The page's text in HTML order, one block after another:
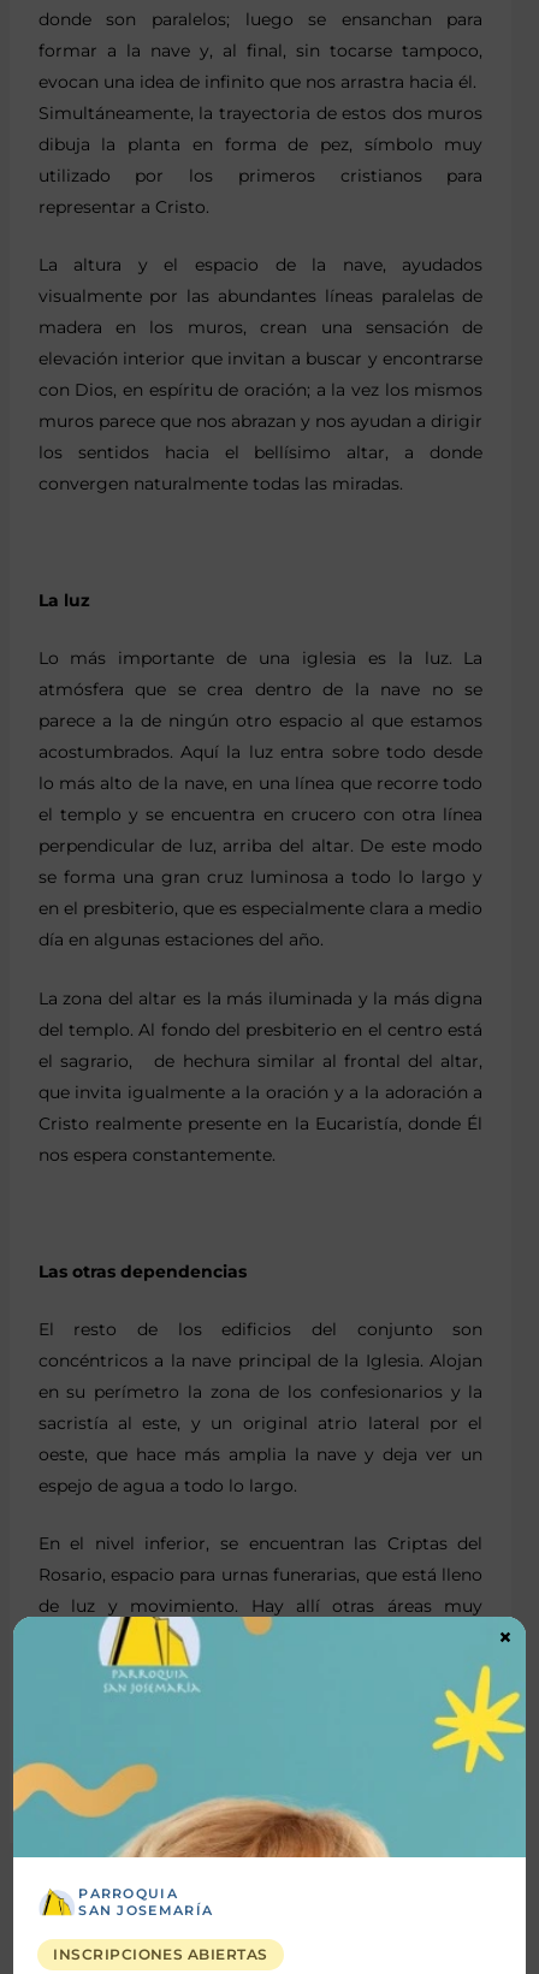
donde son paralelos; luego se ensanchan para
formar a la nave y, al final, sin tocarse tampoco,
evocan una idea de infinito que nos arrastra hacia él.
Simultáneamente, la trayectoria de estos dos muros
dibuja la planta en forma de pez, símbolo muy
utilizado por los primeros cristianos para
representar a Cristo.
La altura y el espacio de la nave, ayudados
visualmente por las abundantes líneas paralelas de
madera en los muros, crean una sensación de
elevación interior que invitan a buscar y encontrarse
con Dios, en espíritu de oración; a la vez los mismos
muros parece que nos abrazan y nos ayudan a dirigir
los sentidos hacia el bellísimo altar, a donde
convergen naturalmente todas las miradas.
La luz
Lo más importante de una iglesia es la luz. La
atmósfera que se crea dentro de la nave no se
parece a la de ningún otro espacio al que estamos
acostumbrados. Aquí la luz entra sobre todo desde
lo más alto de la nave, en una línea que recorre todo
el templo y se encuentra en crucero con otra línea
perpendicular de luz, arriba del altar. De este modo
se forma una gran cruz luminosa a todo lo largo y
en el presbiterio, que es especialmente clara a medio
día en algunas estaciones del año.
La zona del altar es la más iluminada y la más digna
del templo. Al fondo del presbiterio en el centro está
el sagrario, de hechura similar al frontal del altar,
que invita igualmente a la oración y a la adoración a
Cristo realmente presente en la Eucaristía, donde Él
nos espera constantemente.
Las otras dependencias
El resto de los edificios del conjunto son
concéntricos a la nave principal de la Iglesia. Alojan
en su perímetro la zona de los confesionarios y la
sacristía al este, y un original atrio lateral por el
oeste, que hace más amplia la nave y deja ver un
espejo de agua a todo lo largo.
En el nivel inferior, se encuentran las Criptas del
Rosario, espacio para urnas funerarias, que está lleno
de luz y movimiento. Hay allí otras áreas muy
amplias del Centro de Formación para los laicos.
También en este nivel se encuentra la capilla del
Santísimo Sacramento que sigue las mismas líneas
curvas de la iglesia y que facilita, con su silencio y
penumbra la oración y el culto eucarístico.
anterior
Buscar
PARROQUIA
SAN JOSEMARÍA
INSCRIPCIONES ABIERTAS
×